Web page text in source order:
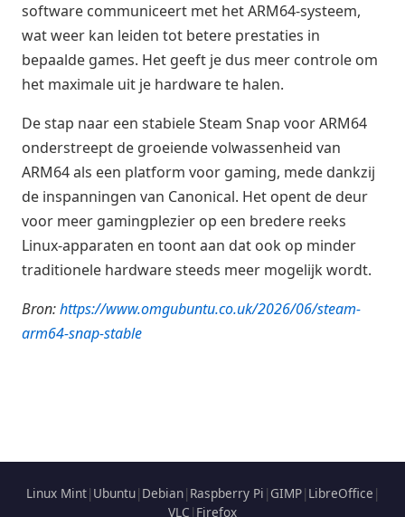
software communiceert met het ARM64-systeem,
wat weer kan leiden tot betere prestaties in
bepaalde games. Het geeft je dus meer controle om
het maximale uit je hardware te halen.
De stap naar een stabiele Steam Snap voor ARM64
onderstreept de groeiende volwassenheid van
ARM64 als een platform voor gaming, mede dankzij
de inspanningen van Canonical. Het opent de deur
voor meer gamingplezier op een bredere reeks
Linux-apparaten en toont aan dat ook op minder
traditionele hardware steeds meer mogelijk wordt.
Bron:https://www.omgubuntu.co.uk/2026/06/steam-
arm64-snap-stable
Linux Mint| Ubuntu| Debian| Raspberry Pi | GIMP| LibreOffice |
VLC | Firefox